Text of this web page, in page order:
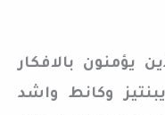
يؤمنون بالافكار
وكانط واشد